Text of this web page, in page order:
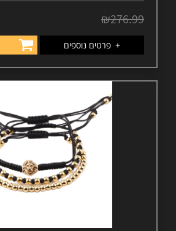
₪276.99
+ פרטים נוספים